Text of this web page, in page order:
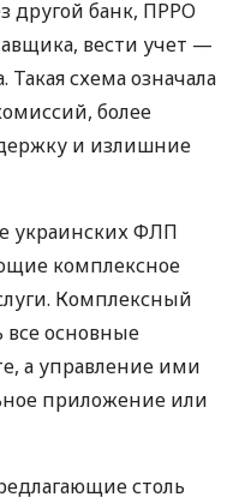
другой банк, ПРРО
вести учет —
схема означала
более
и излишние
украинских ФЛП
комплексное
Комплексный
все основные
а управление ими
приложение или
столь